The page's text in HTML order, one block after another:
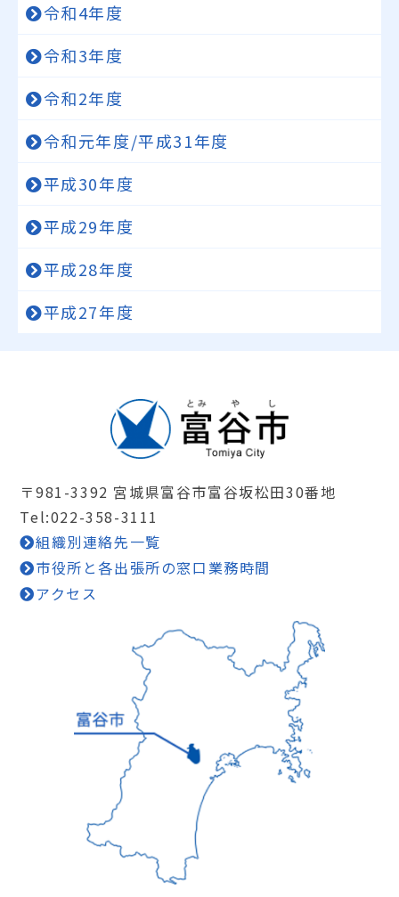
令和4年度
令和3年度
令和2年度
令和元年度/平成31年度
平成30年度
平成29年度
平成28年度
平成27年度
〒981-3392 宮城県富谷市富谷坂松田30番地
Tel:022-358-3111
組織別連絡先一覧
市役所と各出張所の窓口業務時間
アクセス